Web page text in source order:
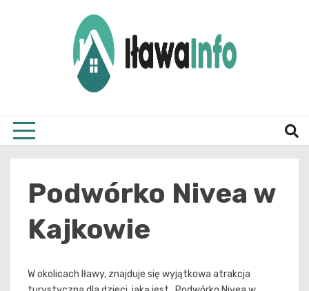
Podwórko Nivea w
Kajkowie
W okolicach Iławy, znajduje się wyjątkowa atrakcja